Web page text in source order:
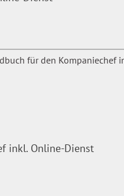
inkl. Online-Dienst